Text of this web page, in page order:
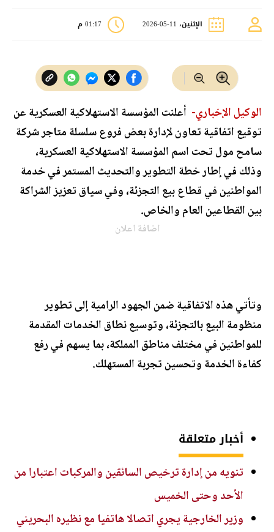
الإثنين، 11-05-2026 01:17 م
الوكيل الإخباري- أعلنت المؤسسة الاستهلاكية العسكرية عن
توقيع اتفاقية تعاون لإدارة بعض فروع سلسلة متاجر شركة
سامح مول تحت اسم المؤسسة الاستهلاكية العسكرية،
وذلك في إطار خطة التطوير والتحديث المستمر في خدمة
المواطنين في قطاع بيع التجزئة، وفي سياق تعزيز الشراكة
بين القطاعين العام والخاص.
اضافة اعلان
وتأتي هذه الاتفاقية ضمن الجهود الرامية إلى تطوير
منظومة البيع بالتجزئة، وتوسيع نطاق الخدمات المقدمة
للمواطنين في مختلف مناطق المملكة، بما يسهم في رفع
كفاءة الخدمة وتحسين تجربة المستهلك.
أخبار متعلقة
تنويه من إدارة ترخيص السائقين والمركبات اعتبارا من
الأحد وحتى الخميس
وزير الخارجية يجري اتصالا هاتفيا مع نظيره البحريني